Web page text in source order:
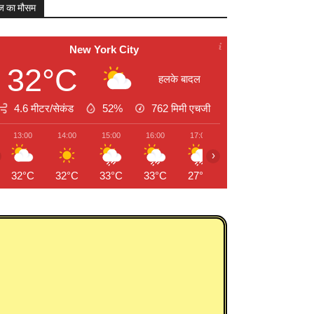
मौसम
New York City
32°C हलके बादल
4.6 मीटर/सेकंड 52% 762मिमी एचजी
13:00
32°C
14:00
32°C
15:00
33°C
16:00
33°C
17:00
27°C
›